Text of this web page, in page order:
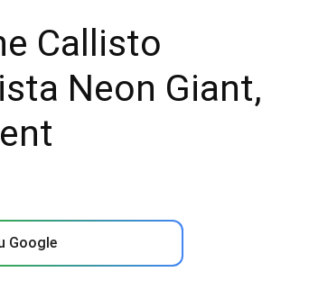
Callisto
Neon Giant,
Google